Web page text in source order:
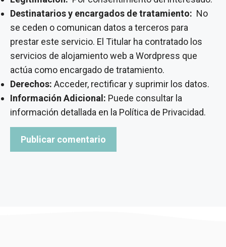
Destinatarios y encargados de tratamiento: No
se ceden o comunican datos a terceros para
prestar este servicio. El Titular ha contratado los
servicios de alojamiento web a Wordpress que
actúa como encargado de tratamiento.
Derechos: Acceder, rectificar y suprimir los datos.
Información Adicional: Puede consultar la
información detallada en la Política de Privacidad.